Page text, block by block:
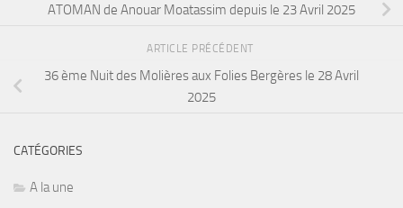
ATOMAN de Anouar Moatassim depuis le 23 Avril 2025
ARTICLE PRÉCÉDENT
36 ème Nuit des Molières aux Folies Bergères le 28 Avril
2025
CATÉGORIES
A la une